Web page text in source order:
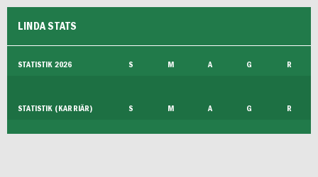
F19
FUTSAL HERR
LINDA STATS
STATISTIK 2026 S M A G R
STATISTIK (KARRIÄR) S M A G R